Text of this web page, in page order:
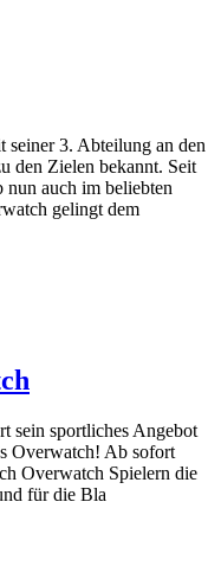
3. Abteilung an den
den Zielen bekannt. Seit
nun auch im beliebten
gelingt dem
sein sportliches Angebot
Overwatch! Ab sofort
Overwatch Spielern die
für die Bla